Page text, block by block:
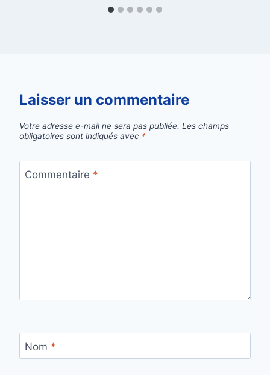
Laisser un commentaire
Votre adresse e-mail ne sera pas publiée. Les champs
obligatoires sont indiqués avec *
Commentaire *
Nom *